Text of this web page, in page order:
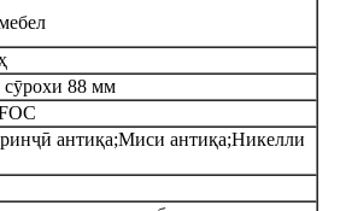
88 мм
антиқа;Миси антиқа;Никелли